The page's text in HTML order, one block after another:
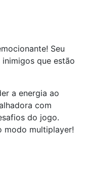
Seu
que estão
a energia ao
com
do jogo.
modo multiplayer!